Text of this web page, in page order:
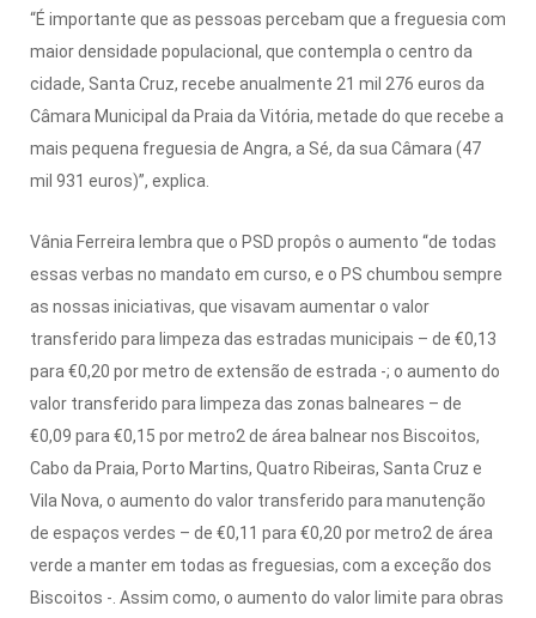
“É importante que as pessoas percebam que a freguesia com
maior densidade populacional, que contempla o centro da
cidade, Santa Cruz, recebe anualmente 21 mil 276 euros da
Câmara Municipal da Praia da Vitória, metade do que recebe a
mais pequena freguesia de Angra, a Sé, da sua Câmara (47
mil 931 euros)”, explica.
Vânia Ferreira lembra que o PSD propôs o aumento “de todas
essas verbas no mandato em curso, e o PS chumbou sempre
as nossas iniciativas, que visavam aumentar o valor
transferido para limpeza das estradas municipais – de €0,13
para €0,20 por metro de extensão de estrada -; o aumento do
valor transferido para limpeza das zonas balneares – de
€0,09 para €0,15 por metro2 de área balnear nos Biscoitos,
Cabo da Praia, Porto Martins, Quatro Ribeiras, Santa Cruz e
Vila Nova, o aumento do valor transferido para manutenção
de espaços verdes – de €0,11 para €0,20 por metro2 de área
verde a manter em todas as freguesias, com a exceção dos
Biscoitos -. Assim como, o aumento do valor limite para obras